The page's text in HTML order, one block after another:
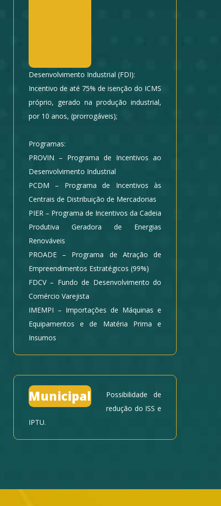
Desenvolvimento Industrial (FDI):
Incentivo de até 75% de isenção do ICMS
próprio, gerado na produção industrial,
por 10 anos, (prorrogáveis);
Programas:
PROVIN – Programa de Incentivos ao
Desenvolvimento Industrial
PCDM – Programa de Incentivos às
Centrais de Distribuição de Mercadorias
PIER – Programa de Incentivos da Cadeia
Produtiva Geradora de Energias
Renováveis
PROADE – Programa de Atração de
Empreendimentos Estratégicos (99%)
FDCV – Fundo de Desenvolvimento do
Comércio Varejista
IMEMPI – Importações de Máquinas e
Equipamentos e de Matéria Prima e
Insumos
Municipal
Possibilidade de
redução do ISS e
IPTU.